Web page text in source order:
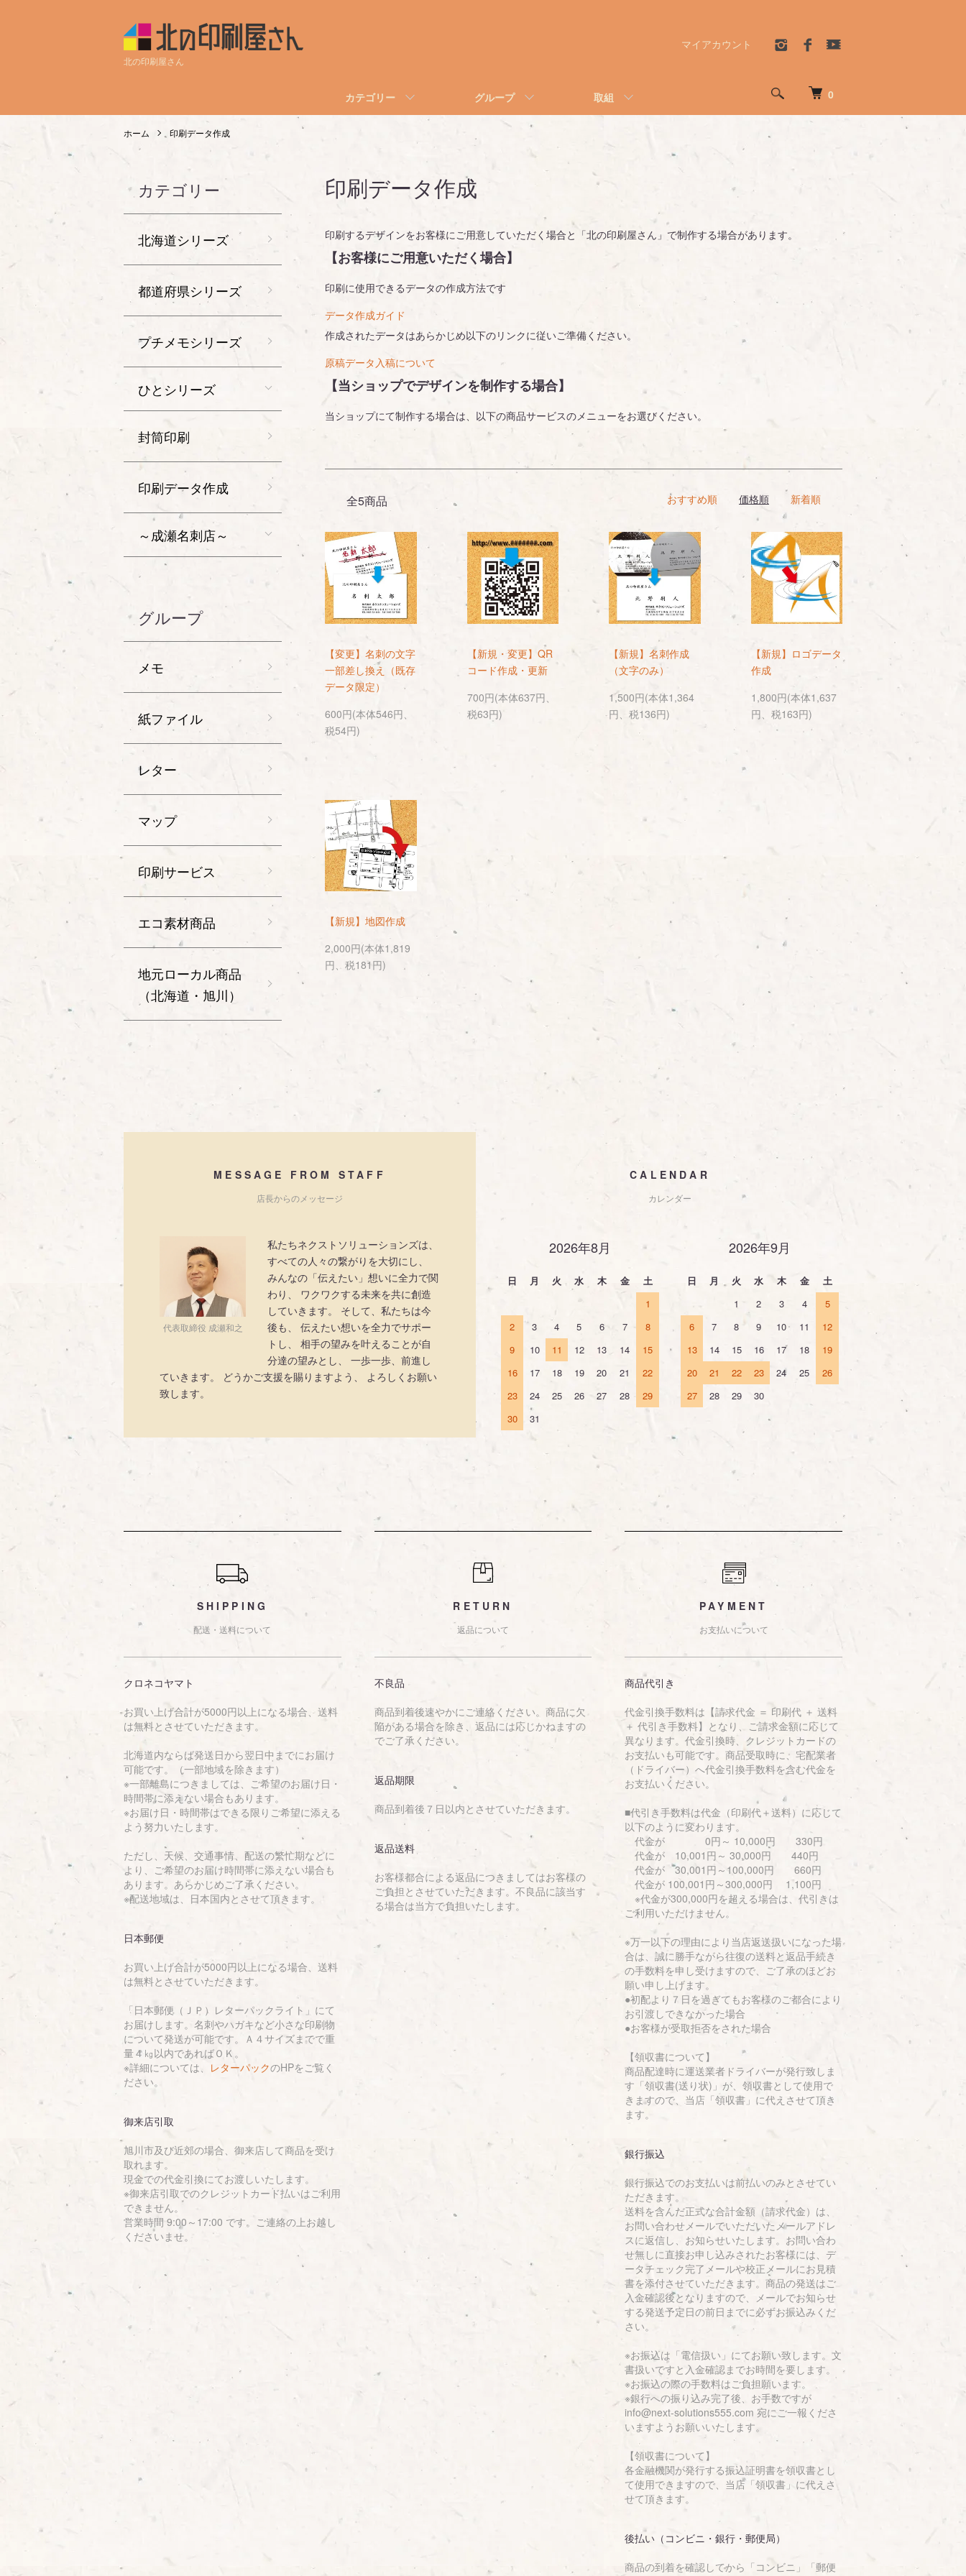
北の印刷屋さん
0
カテゴリー グループ 取組
マイアカウント
ホーム 印刷データ作成
印刷データ作成
印刷するデザインをお客様にご用意していただく場合と「北の印刷屋さん」で制作する場合があります。
【お客様にご用意いただく場合】
印刷に使用できるデータの作成方法です
データ作成ガイド
作成されたデータはあらかじめ以下のリンクに従いご準備ください。
原稿データ入稿について
【当ショップでデザインを制作する場合】
当ショップにて制作する場合は、以下の商品サービスのメニューをお選びください。
全5商品 おすすめ順 価格順 新着順
【変更】名刺の文字
一部差し換え（既存
データ限定）
600円(本体546円、
税54円)
【新規・変更】QR
コード作成・更新
700円(本体637円、
税63円)
【新規】名刺作成
（文字のみ）
1,500円(本体1,364
円、税136円)
【新規】ロゴデータ
作成
1,800円(本体1,637
円、税163円)
【新規】地図作成
2,000円(本体1,819
円、税181円)
カテゴリー
北海道シリーズ
都道府県シリーズ
プチメモシリーズ
ひとシリーズ
封筒印刷
印刷データ作成
～成瀬名刺店～
グループ
メモ
紙ファイル
レター
マップ
印刷サービス
エコ素材商品
地元ローカル商品
（北海道・旭川）
MESSAGE FROM STAFF
店長からのメッセージ
代表取締役 成瀬和之
私たちネクストソリューションズは、
すべての人々の繋がりを大切にし、
みんなの「伝えたい」想いに全力で関
わり、 ワクワクする未来を共に創造
していきます。 そして、私たちは今
後も、 伝えたい想いを全力でサポー
トし、 相手の望みを叶えることが自
分達の望みとし、 一歩一歩、前進し
ていきます。 どうかご支援を賜りますよう、 よろしくお願い
致します。
CALENDAR
カレンダー
2026年8月
日 月 火 水 木 金
土
1
2
3 4 5 6 7
8
9
10 11 12 13 14
15
16
17 18 19 20 21
22
23
24 25 26 27 28
29
30
31
2026年9月
日 月 火 水 木 金
土
1
2 3 4
5
6
7 8 9 10 11
12
13
14 15 16 17 18
19
20
21 22 23 24 25
26
27
28 29 30
ショッピングガイド
SHIPPING
配送・送料について
クロネコヤマト
お買い上げ合計が5000円以上になる場合、送料
は無料とさせていただきます。
北海道内ならば発送日から翌日中までにお届け
可能です。（一部地域を除きます）
※一部離島につきましては、ご希望のお届け日・
時間帯に添えない場合もあります。
※お届け日・時間帯はできる限りご希望に添える
よう努力いたします。
ただし、天候、交通事情、配送の繁忙期などに
より、ご希望のお届け時間帯に添えない場合も
あります。あらかじめご了承ください。
※配送地域は、日本国内とさせて頂きます。
日本郵便
お買い上げ合計が5000円以上になる場合、送料
は無料とさせていただきます。
「日本郵便（ＪＰ）レターパックライト」にて
お届けします。名刺やハガキなど小さな印刷物
について発送が可能です。Ａ４サイズまでで重
量４㎏以内であればＯＫ。
※詳細については、 レターパックのHPをご覧く
ださい。
御来店引取
旭川市及び近郊の場合、御来店して商品を受け
取れます。
現金での代金引換にてお渡しいたします。
※御来店引取でのクレジットカード払いはご利用
できません。
営業時間 9:00～17:00 です。ご連絡の上お越し
くださいませ。
RETURN
返品について
不良品
商品到着後速やかにご連絡ください。商品に欠
陥がある場合を除き、返品には応じかねますの
でご了承ください。
返品期限
商品到着後７日以内とさせていただきます。
返品送料
お客様都合による返品につきましてはお客様の
ご負担とさせていただきます。不良品に該当す
る場合は当方で負担いたします。
PAYMENT
お支払いについて
商品代引き
代金引換手数料は【請求代金 ＝ 印刷代 ＋ 送料
＋ 代引き手数料】となり、ご請求金額に応じて
異なります。代金引換時、クレジットカードの
お支払いも可能です。商品受取時に、宅配業者
（ドライバー）へ代金引換手数料を含む代金を
お支払いください。
■代引き手数料は代金（印刷代＋送料）に応じて
以下のように変わります。
代金が 0円～ 10,000円 330円
代金が 10,001円～ 30,000円 440円
代金が 30,001円～100,000円 660円
代金が 100,001円～300,000円 1,100円
※代金が300,000円を超える場合は、代引きは
ご利用いただけません。
※万一以下の理由により当店返送扱いになった場
合は、誠に勝手ながら往復の送料と返品手続き
の手数料を申し受けますので、ご了承のほどお
願い申し上げます。
●初配より７日を過ぎてもお客様のご都合により
お引渡しできなかった場合
●お客様が受取拒否をされた場合
【領収書について】
商品配達時に運送業者ドライバーが発行致しま
す「領収書(送り状)」が、領収書として使用で
きますので、当店「領収書」に代えさせて頂き
ます。
銀行振込
銀行振込でのお支払いは前払いのみとさせてい
ただきます。
送料を含んだ正式な合計金額（請求代金）は、
お問い合わせメールでいただいたメールアドレ
スに返信し、お知らせいたします。お問い合わ
せ無しに直接お申し込みされたお客様には、デ
ータチェック完了メールや校正メールにお見積
書を添付させていただきます。商品の発送はご
入金確認後となりますので、メールでお知らせ
する発送予定日の前日までに必ずお振込みくだ
さい。
※お振込は「電信扱い」にてお願い致します。文
書扱いですと入金確認までお時間を要します。
※お振込の際の手数料はご負担願います。
※銀行への振り込み完了後、お手数ですが
info@next-solutions555.com 宛にご一報くださ
いますようお願いいたします。
【領収書について】
各金融機関が発行する振込証明書を領収書とし
て使用できますので、当店「領収書」に代えさ
せて頂きます。
後払い（コンビニ・銀行・郵便局）
商品の到着を確認してから「コンビニ」「郵便